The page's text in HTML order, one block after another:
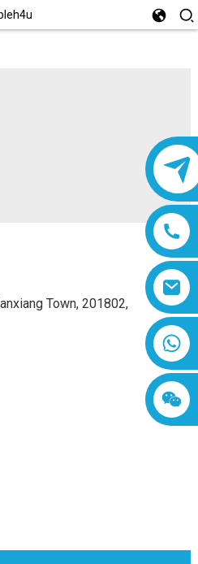
Town, 201802,